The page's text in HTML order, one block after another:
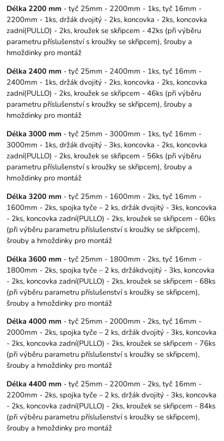
Délka 2200 mm - tyč 25mm - 2200mm - 1ks, tyč 16mm -
2200mm - 1ks, držák dvojitý - 2ks, koncovka - 2ks, koncovka
zadní(PULLO) - 2ks, kroužek se skřipcem - 42ks (při výběru
parametru příslušenství s kroužky se skřipcem), šrouby a
hmoždinky pro montáž
Délka 2400 mm - tyč 25mm - 2400mm - 1ks, tyč 16mm -
2400mm - 1ks, držák dvojitý - 2ks, koncovka - 2ks, koncovka
zadní(PULLO) - 2ks, kroužek se skřipcem - 46ks (při výběru
parametru příslušenství s kroužky se skřipcem), šrouby a
hmoždinky pro montáž
Délka 3000 mm - tyč 25mm - 3000mm - 1ks, tyč 16mm -
3000mm - 1ks, držák dvojitý - 3ks, koncovka - 2ks, koncovka
zadní(PULLO) - 2ks, kroužek se skřipcem - 56ks (při výběru
parametru příslušenství s kroužky se skřipcem), šrouby a
hmoždinky pro montáž
Délka 3200 mm - tyč 25mm - 1600mm - 2ks, tyč 16mm -
1600mm - 2ks, spojka tyče – 2 ks, držák dvojitý - 3ks, koncovka
- 2ks, koncovka zadní(PULLO) - 2ks, kroužek se skřipcem - 60ks
(při výběru parametru příslušenství s kroužky se skřipcem),
šrouby a hmoždinky pro montáž
Délka 3600 mm - tyč 25mm - 1800mm - 2ks, tyč 16mm -
1800mm - 2ks, spojka tyče – 2 ks, držákdvojitý - 3ks, koncovka
- 2ks, koncovka zadní(PULLO) - 2ks, kroužek se skřipcem - 68ks
(při výběru parametru příslušenství s kroužky se skřipcem),
šrouby a hmoždinky pro montáž
Délka 4000 mm - tyč 25mm - 2000mm - 2ks, tyč 16mm -
2000mm - 2ks, spojka tyče – 2 ks, držák dvojitý - 3ks, koncovka
- 2ks, koncovka zadní(PULLO) - 2ks, kroužek se skřipcem - 76ks
(při výběru parametru příslušenství s kroužky se skřipcem),
šrouby a hmoždinky pro montáž
Délka 4400 mm - tyč 25mm - 2200mm - 2ks, tyč 16mm -
2200mm - 2ks, spojka tyče – 2 ks, držák dvojitý - 3ks, koncovka
- 2ks, koncovka zadní(PULLO) - 2ks, kroužek se skřipcem - 84ks
(při výběru parametru příslušenství s kroužky se skřipcem),
šrouby a hmoždinky pro montáž